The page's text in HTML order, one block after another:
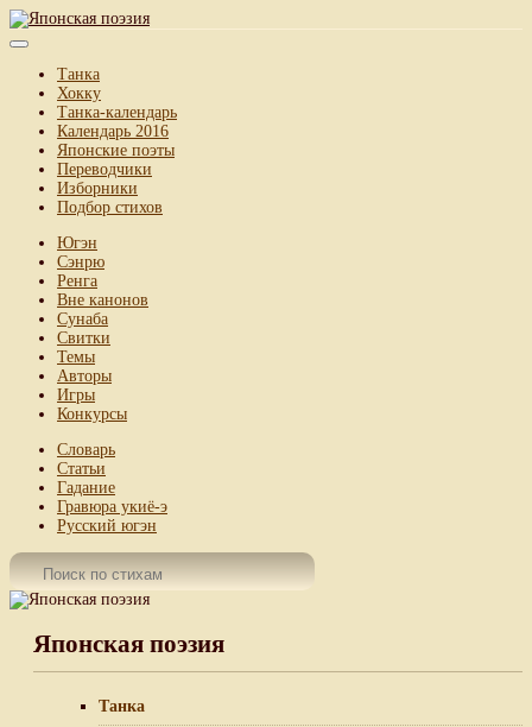
Танка
Хокку
Танка-календарь
Календарь 2016
Японские поэты
Переводчики
Изборники
Подбор стихов
Югэн
Сэнрю
Ренга
Вне канонов
Сунаба
Свитки
Темы
Авторы
Игры
Конкурсы
Словарь
Статьи
Гадание
Гравюра укиё-э
Русский югэн
Японская поэзия
Танка